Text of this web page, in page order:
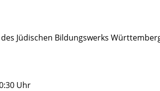
Jüdischen Bildungswerks
Uhr